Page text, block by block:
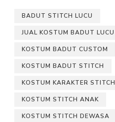
BADUT STITCH LUCU
JUAL KOSTUM BADUT LUCU
KOSTUM BADUT CUSTOM
KOSTUM BADUT STITCH
KOSTUM KARAKTER STITCH
KOSTUM STITCH ANAK
KOSTUM STITCH DEWASA